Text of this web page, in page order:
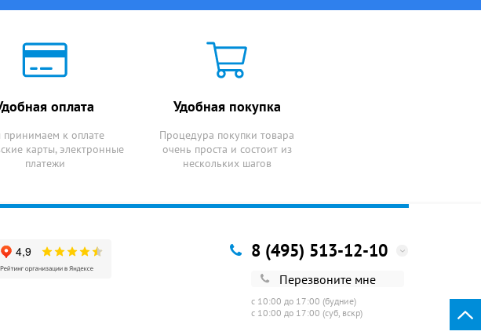
оплата
к оплате
карты, электронные
платежи
Удобная покупка
Процедура покупки товара
очень проста и состоит из
нескольких шагов
8 (495) 513-12-10
Перезвоните мне
с 10:00 до 17:00 (будние)
с 10:00 до 17:00 (суб, вскр)